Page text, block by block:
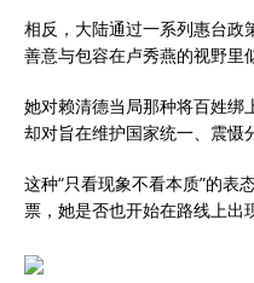
相反，大陆通过一系列惠台政
善意与包容在卢秀燕的视野里
她对赖清德当局那种将百姓绑
却对旨在维护国家统一、震慑
这种“只看现象不看本质”的表
票，她是否也开始在路线上出